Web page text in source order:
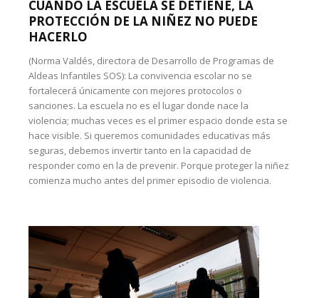
CUANDO LA ESCUELA SE DETIENE, LA
PROTECCIÓN DE LA NIÑEZ NO PUEDE
HACERLO
(Norma Valdés, directora de Desarrollo de Programas de
Aldeas Infantiles SOS): La convivencia escolar no se
fortalecerá únicamente con mejores protocolos o
sanciones. La escuela no es el lugar donde nace la
violencia; muchas veces es el primer espacio donde esta se
hace visible. Si queremos comunidades educativas más
seguras, debemos invertir tanto en la capacidad de
responder como en la de prevenir. Porque proteger la niñez
comienza mucho antes del primer episodio de violencia.